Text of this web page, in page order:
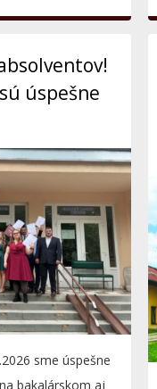
úspešne
sme úspešne
bakalárskom aj